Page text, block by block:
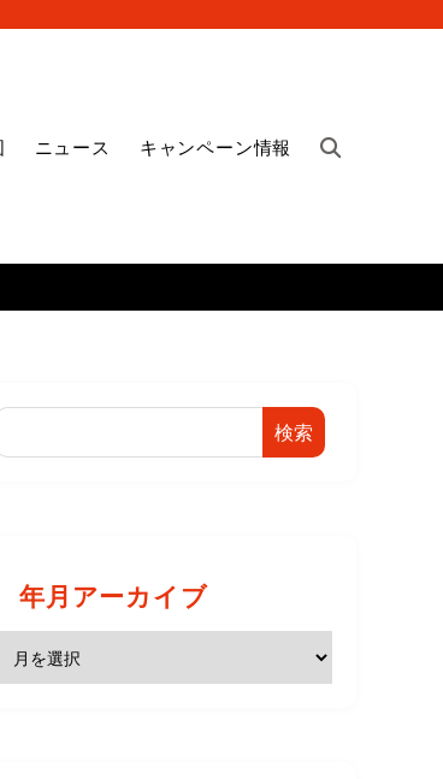
ニュース キャンペーン情報
検索
年月アーカイブ